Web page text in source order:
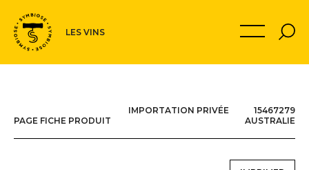
LES VINS
Navigation
secondaire
PAGE FICHE PRODUIT
IMPORTATION PRIVÉE 15467279
AUSTRALIE